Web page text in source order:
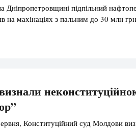
Дніпропетровщині підпільний
на махінаціях з пальним до 30 млн
Конституційний суд Молдови